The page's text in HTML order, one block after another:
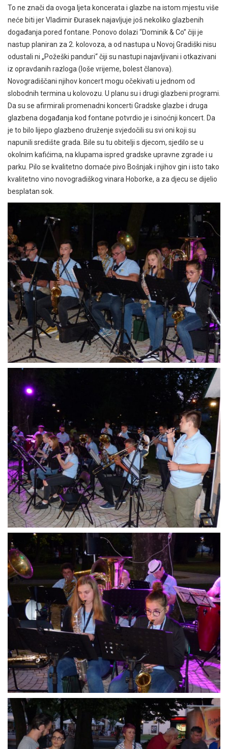
To ne znači da ovoga ljeta koncerata i glazbe na istom mjestu više
neće biti jer Vladimir Đurasek najavljuje još nekoliko glazbenih
događanja pored fontane. Ponovo dolazi “Dominik & Co” čiji je
nastup planiran za 2. kolovoza, a od nastupa u Novoj Gradiški nisu
odustali ni „Požeški panduri“ čiji su nastupi najavljivani i otkazivani
iz opravdanih razloga (loše vrijeme, bolest članova).
Novogradiščani njihov koncert mogu očekivati u jednom od
slobodnih termina u kolovozu. U planu su i drugi glazbeni programi.
Da su se afirmirali promenadni koncerti Gradske glazbe i druga
glazbena događanja kod fontane potvrdio je i sinoćnji koncert. Da
je to bilo lijepo glazbeno druženje svjedočili su svi oni koji su
napunili središte grada. Bile su tu obitelji s djecom, sjedilo se u
okolnim kafićima, na klupama ispred gradske upravne zgrade i u
parku. Pilo se kvalitetno domaće pivo Bošnjak i njihov gin i isto tako
kvalitetno vino novogradiškog vinara Hoborke, a za djecu se dijelio
besplatan sok.